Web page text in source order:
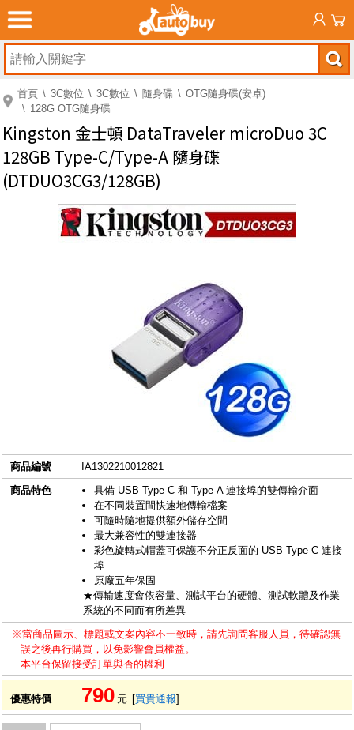
首頁 3C數位 3C數位 隨身碟
OTG隨身碟(安卓)
128G OTG隨身碟
Kingston 金士頓 DataTraveler microDuo 3C
128GB Type-C/Type-A 隨身碟
(DTDUO3CG3/128GB)
商品編號
IA1302210012821
商品特色
具備 USB Type-C 和 Type-A 連接埠的雙傳輸介面
在不同裝置間快速地傳輸檔案
可隨時隨地提供額外儲存空間
最大兼容性的雙連接器
彩色旋轉式帽蓋可保護不分正反面的 USB Type-C 連接
埠
原廠五年保固
★傳輸速度會依容量、測試平台的硬體、測試軟體及作業
系統的不同而有所差異
※當商品圖示、標題或文案內容不一致時，請先詢問客服人員，待確認無
誤之後再行購買，以免影響會員權益。
本平台保留接受訂單與否的權利
優惠特價 790 元 [買貴通報]